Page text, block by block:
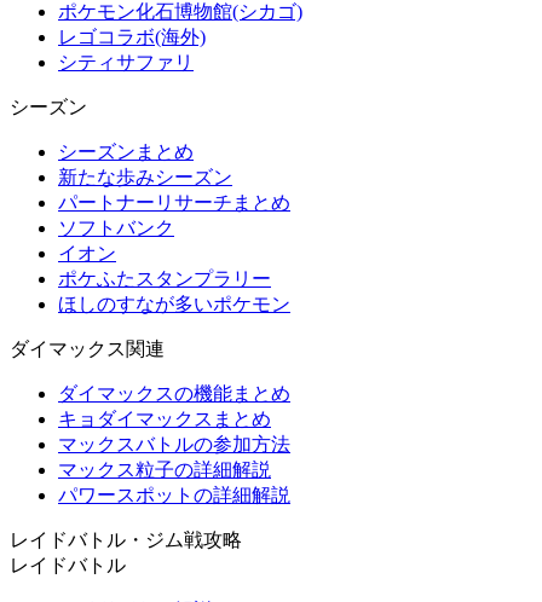
ポケモン化石博物館(シカゴ)
レゴコラボ(海外)
シティサファリ
シーズン
シーズンまとめ
新たな歩みシーズン
パートナーリサーチまとめ
ソフトバンク
イオン
ポケふたスタンプラリー
ほしのすなが多いポケモン
ダイマックス関連
ダイマックスの機能まとめ
キョダイマックスまとめ
マックスバトルの参加方法
マックス粒子の詳細解説
パワースポットの詳細解説
レイドバトル・ジム戦攻略
レイドバトル